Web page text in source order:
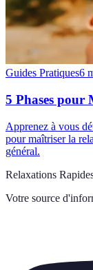
Guides Pratiques6
5 Phases pour
Apprenez à vous
pour maîtriser la
général.
Relaxations
Votre source